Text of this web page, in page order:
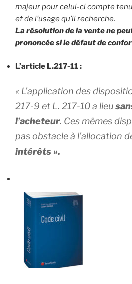
majeur pour celui-ci compte
et de l’usage qu’il recherche.
La résolution de la vente ne
prononcée si le défaut de
L’article L.217-11 :
« L’application des
217-9 et L. 217-10 a lieu
l’acheteur. Ces mêmes
pas obstacle à l’allocation
intérêts ».